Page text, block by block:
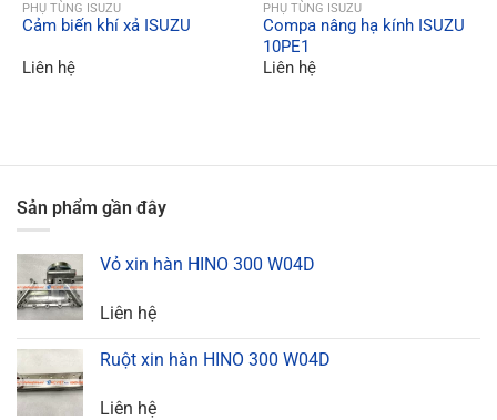
QUICK VIEW
PHỤ TÙNG ISUZU
Cảm biến khí xả ISUZU
Liên hệ
QUICK VIEW
PHỤ TÙNG ISUZU
Compa nâng hạ kính ISUZU
10PE1
Liên hệ
Sản phẩm gần đây
Vỏ xin hàn HINO 300 W04D
Liên hệ
Ruột xin hàn HINO 300 W04D
Liên hệ